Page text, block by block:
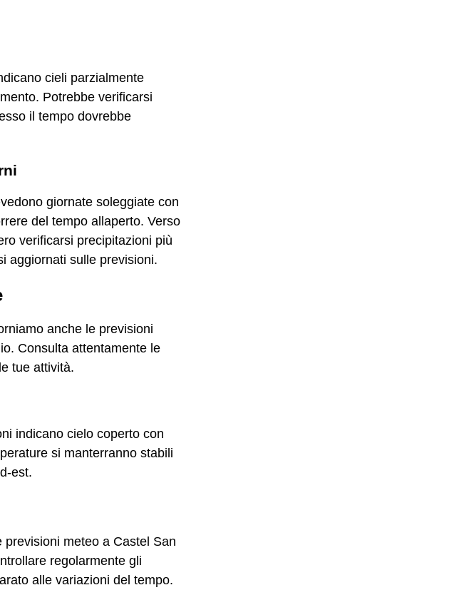
cieli parzialmente
Potrebbe verificarsi
il tempo dovrebbe
giornate soleggiate con
del tempo allaperto. Verso
verificarsi precipitazioni più
aggiornati sulle previsioni.
anche le previsioni
Consulta attentamente le
tue attività.
indicano cielo coperto con
si manterranno stabili
est.
meteo a Castel San
regolarmente gli
alle variazioni del tempo.